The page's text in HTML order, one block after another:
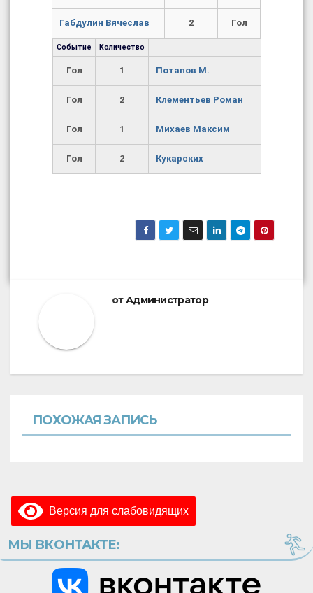
Габдулин Вячеслав 2 Гол
Событие Количество
Гол 1 Потапов М.
Гол 2 Клементьев Роман
Гол 1 Михаев Максим
Гол 2 Кукарских
отАдминистратор
ПОХОЖАЯ ЗАПИСЬ
Версия для слабовидящих
МЫ ВКОНТАКТЕ: